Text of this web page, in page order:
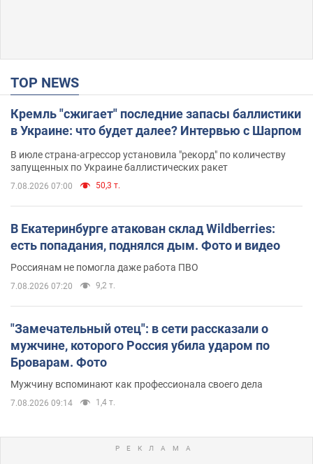
TOP NEWS
Кремль "сжигает" последние запасы баллистики
в Украине: что будет далее? Интервью с Шарпом
В июле страна-агрессор установила "рекорд" по количеству
запущенных по Украине баллистических ракет
7.08.2026 07:00 50,3 т.
В Екатеринбурге атакован склад Wildberries:
есть попадания, поднялся дым. Фото и видео
Россиянам не помогла даже работа ПВО
7.08.2026 07:20 9,2 т.
"Замечательный отец": в сети рассказали о
мужчине, которого Россия убила ударом по
Броварам. Фото
Мужчину вспоминают как профессионала своего дела
7.08.2026 09:14 1,4 т.